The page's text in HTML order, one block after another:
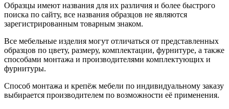
Образцы имеют названия для их различия и более быстрого
поиска по сайту, все названия образцов не являются
зарегистрированным товарным знаком.
Все мебельные изделия могут отличаться от представленных
образцов по цвету, размеру, комплектации, фурнитуре, а также
способами монтажа и производителями комплектующих и
фурнитуры.
Способ монтажа и крепёж мебели по индивидуальному заказу
выбирается производителем по возможности её применения.